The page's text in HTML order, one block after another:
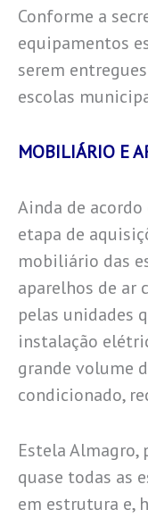
Conforme a
equipamentos
serem
escolas
MOBILIÁRIO E
Ainda de
etapa de
mobiliário das
aparelhos de ar
pelas unidades
instalação
grande volume
condicionado,
Estela Almagro,
quase todas as
em estrutura e,